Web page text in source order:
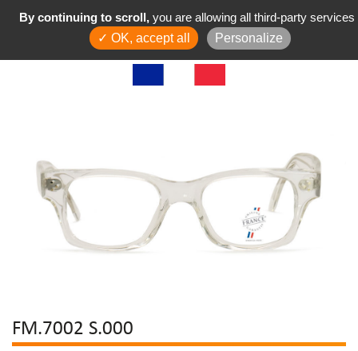
FM.7002 S.000
By continuing to scroll, you are allowing all third-party services
✓ OK, accept all
Personalize